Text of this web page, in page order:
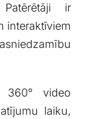
Patērētāji ir
interaktīviem
360° video
laiku,